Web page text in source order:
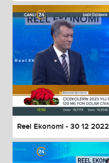
Reel Ekonomi - 30 12 2022